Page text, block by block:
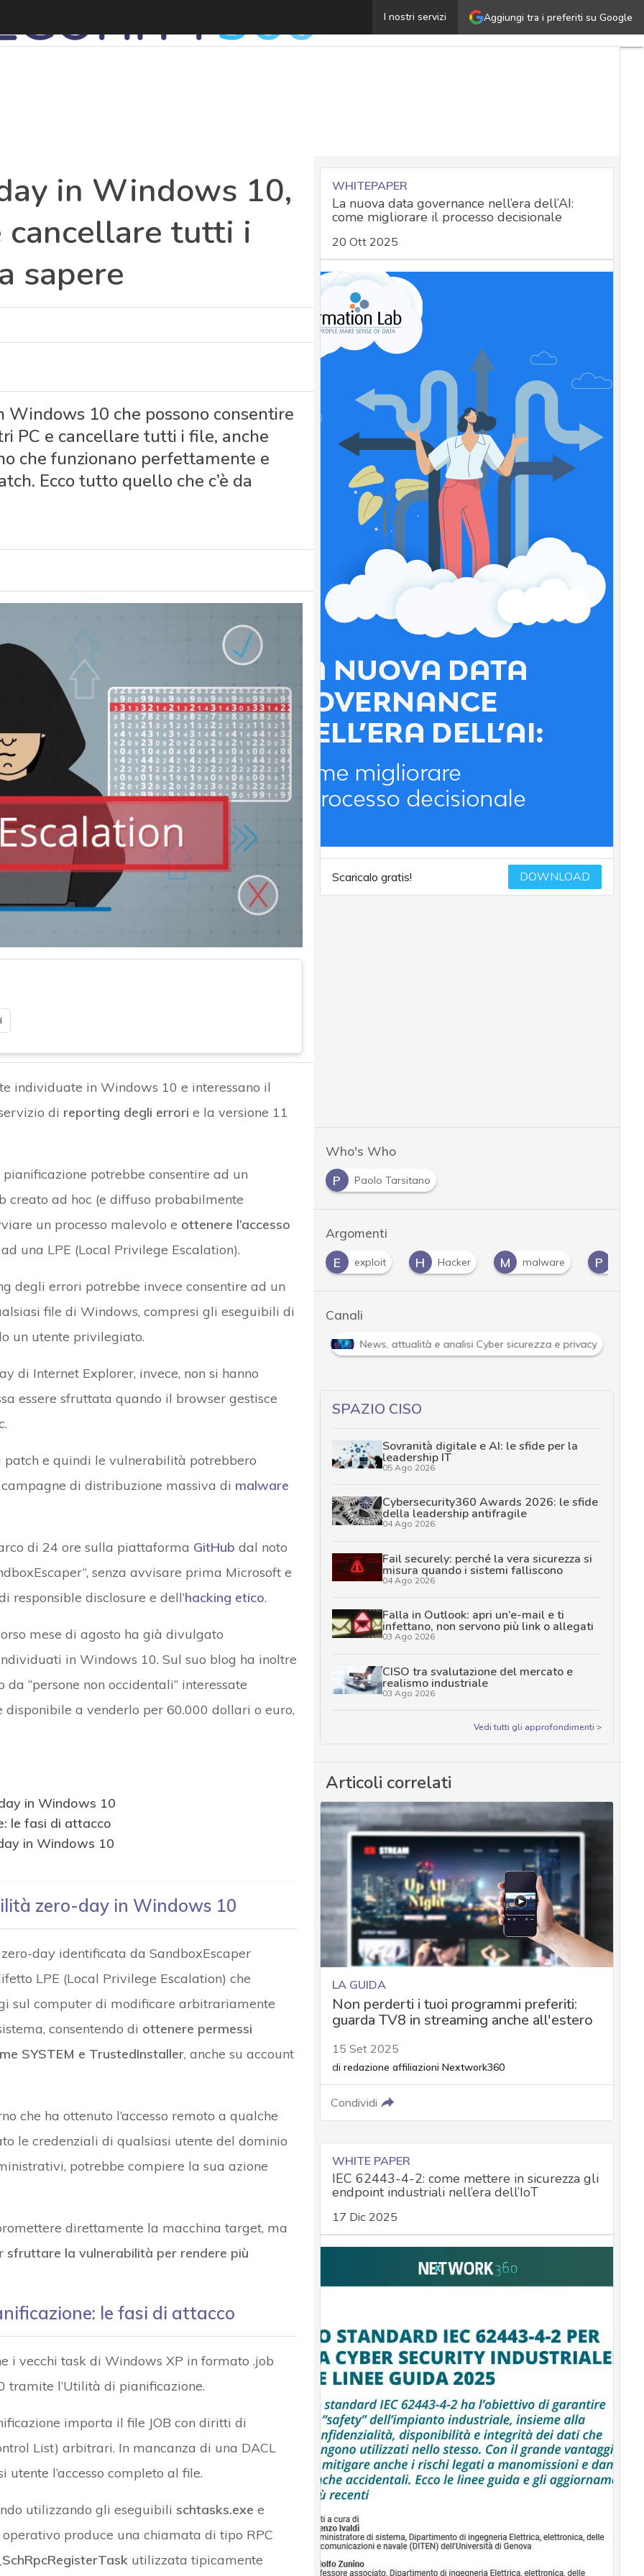
Aggiungi tra i preferiti su Google
I nostri servizi
Vulnerabilità zero-day in Windows 10, un hacker
in Windows 10,
cancellare tutti i
sapere
10 che possono consentire
PC e cancellare tutti i file, anche
che funzionano perfettamente e
Ecco tutto quello che c’è da
individuate in Windows 10 e interessano il
di reporting degli errori e la versione 11
potrebbe consentire ad un
creato ad hoc (e diffuso probabilmente
un processo malevolo e ottenere l’accesso
una LPE (Local Privilege Escalation).
degli errori potrebbe invece consentire ad un
file di Windows, compresi gli eseguibili di
un utente privilegiato.
di Internet Explorer, invece, non si hanno
essere sfruttata quando il browser gestisce
e quindi le vulnerabilità potrebbero
di distribuzione massiva di malware
di 24 ore sulla piattaforma GitHub dal noto
senza avvisare prima Microsoft e
responsible disclosure e dell’hacking etico.
mese di agosto ha già divulgato
in Windows 10. Sul suo blog ha inoltre
“persone non occidentali” interessate
disponibile a venderlo per 60.000 dollari o euro,
in Windows 10
le fasi di attacco
in Windows 10
zero-day in Windows 10
day identificata da SandboxEscaper
LPE (Local Privilege Escalation) che
sul computer di modificare arbitrariamente
consentendo di ottenere permessi
SYSTEM e TrustedInstaller, anche su account
che ha ottenuto l’accesso remoto a qualche
le credenziali di qualsiasi utente del dominio
potrebbe compiere la sua azione
direttamente la macchina target, ma
sfruttare la vulnerabilità per rendere più
le fasi di attacco
i vecchi task di Windows XP in formato .job
tramite l’Utilità di pianificazione.
importa il file JOB con diritti di
List) arbitrari. In mancanza di una DACL
l’accesso completo al file.
utilizzando gli eseguibili schtasks.exe e
produce una chiamata di tipo RPC
utilizzata tipicamente
WHITEPAPER
La nuova data governance nell’era dell’AI:
come migliorare il processo decisionale
20 Ott 2025
Scaricalo gratis! DOWNLOAD
Who's Who
P
Paolo Tarsitano
Argomenti
E exploit H Hacker M malware P
Canali
e Malware: le ultime news in tempo reale e gli approfondimenti News, attualità e analisi Cyber sicurezza e privacy
SPAZIO CISO
Sovranità digitale e AI: le sfide per la
leadership IT
05 Ago 2026
Cybersecurity360 Awards 2026: le sfide
della leadership antifragile
04 Ago 2026
Fail securely: perché la vera sicurezza si
misura quando i sistemi falliscono
04 Ago 2026
Falla in Outlook: apri un’e-mail e ti
infettano, non servono più link o allegati
03 Ago 2026
CISO tra svalutazione del mercato e
realismo industriale
03 Ago 2026
Vedi tutti gli approfondimenti >
Articoli correlati
LA GUIDA
Non perderti i tuoi programmi preferiti:
guarda TV8 in streaming anche all'estero
15 Set 2025
di redazione affiliazioni Nextwork360
Condividi
WHITE PAPER
IEC 62443-4-2: come mettere in sicurezza gli
endpoint industriali nell’era dell’IoT
17 Dic 2025